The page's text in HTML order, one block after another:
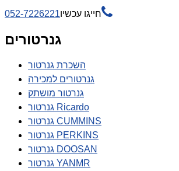
חייגו עכשיו052-7226221 
גנרטורים
השכרת גנרטור
גנרטורים למכירה
גנרטור מושתק
גנרטור Ricardo
גנרטור CUMMINS
גנרטור PERKINS
גנרטור DOOSAN
גנרטור YANMR